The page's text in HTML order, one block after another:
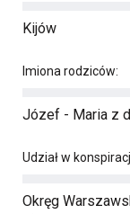
Kijów
Imiona rodziców:
Józef - Maria z
Udział w
Okręg